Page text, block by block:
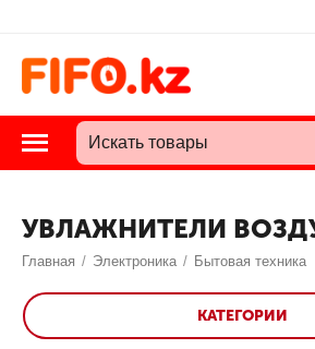
УВЛАЖНИТЕЛИ
Главная / Электроника / Бытовая техника
КАТЕГОРИИ